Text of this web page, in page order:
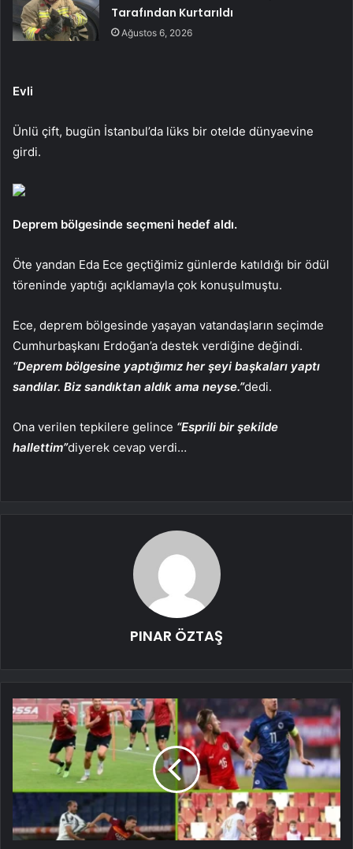
Tarafından Kurtarıldı
Ağustos 6, 2026
Evli
Ünlü çift, bugün İstanbul’da lüks bir otelde dünyaevine
girdi.
Deprem bölgesinde seçmeni hedef aldı.
Öte yandan Eda Ece geçtiğimiz günlerde katıldığı bir ödül
töreninde yaptığı açıklamayla çok konuşulmuştu.
Ece, deprem bölgesinde yaşayan vatandaşların seçimde
Cumhurbaşkanı Erdoğan’a destek verdiğine değindi.
“Deprem bölgesine yaptığımız her şeyi başkaları yaptı
sandılar. Biz sandıktan aldık ama neyse.”dedi.
Ona verilen tepkilere gelince “Esprili bir şekilde
hallettim”diyerek cevap verdi…
PINAR ÖZTAŞ